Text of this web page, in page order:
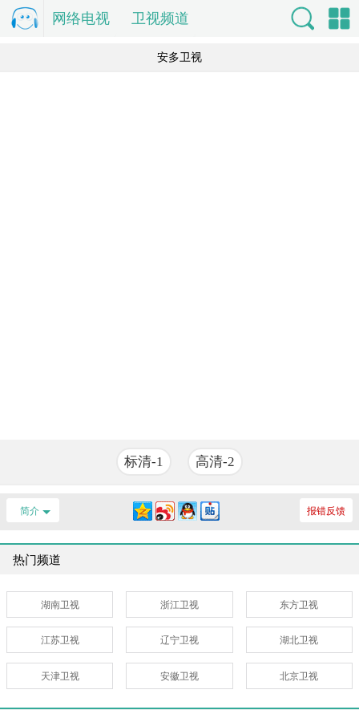
电
网络电视 卫视频道
安多卫视
标清-1 高清-2
简介 报错反馈
热门频道
湖南卫视 浙江卫视 东方卫视
江苏卫视 辽宁卫视 湖北卫视
天津卫视 安徽卫视 北京卫视